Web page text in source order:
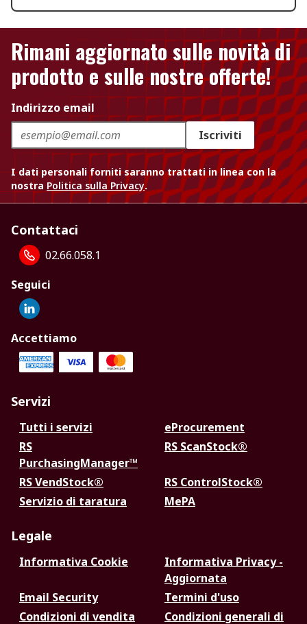
Rimani aggiornato sulle novità di
prodotto e sulle nostre offerte!
Indirizzo email
Iscriviti
I dati personali forniti saranno trattati in linea con la
nostra Politica sulla Privacy.
Contattaci
02.66.058.1
Seguici
Accettiamo
Servizi
Tutti i servizi
eProcurement
RS
PurchasingManager™
RS ScanStock®
RS VendStock®
RS ControlStock®
Servizio di taratura
MePA
Legale
Informativa Cookie
Informativa Privacy -
Aggiornata
Email Security
Termini d'uso
Condizioni di vendita
Condizioni generali di